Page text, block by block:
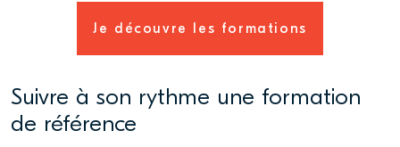
Je découvre les formations
Suivre à son rythme une formation
de référence